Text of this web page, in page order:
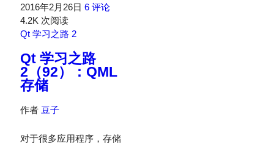
2016年2月26日 6 评论
4.2K 次阅读
Qt 学习之路 2
Qt 学习之路
2（92）：QML
存储
作者 豆子
对于很多应用程序，存储